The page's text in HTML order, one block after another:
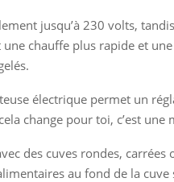
jusqu’à 230 volts,
chauffe plus rapide et
électrique permet un
change pour toi, c’est
des cuves rondes,
au fond de la cuve